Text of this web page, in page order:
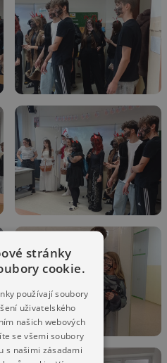
stránky
cookie.
používají soubory
uživatelského
našich webových
se všemi soubory
s našimi zásadami